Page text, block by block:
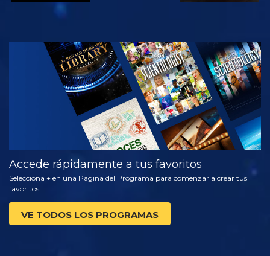
VE
EXPLORA LAS
SERIES
Accede rápidamente a tus favoritos
Selecciona + en una Página del Programa para comenzar a crear tus
favoritos
VE TODOS LOS PROGRAMAS